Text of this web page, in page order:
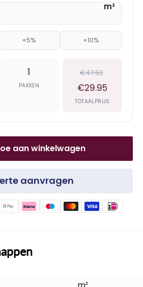
m²
+5% +10%
1
PAKKEN
€47.50
€29.95
TOTAALPRIJS
aan winkelwagen
aanvragen
m²